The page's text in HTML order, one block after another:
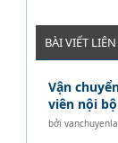
BÀI VIẾT
Vận
viên nội bộ
bởi